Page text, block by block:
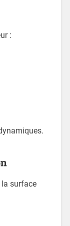
:
la surface